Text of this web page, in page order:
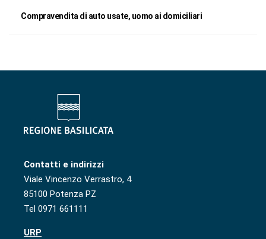
Compravendita di auto usate, uomo ai domiciliari
Contatti e indirizzi
Viale Vincenzo Verrastro, 4
85100 Potenza PZ
Tel 0971 661111
URP